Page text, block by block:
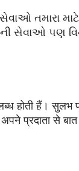
તમારા
સેવાઓ પણ
होती हैं। सुलभ
प्रदाता से